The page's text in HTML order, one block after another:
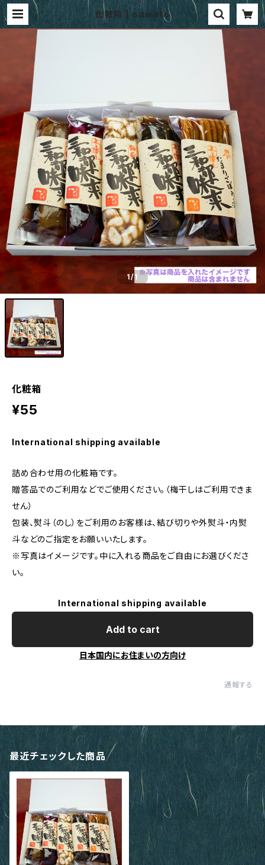
化粧箱 | sawato
1/1
化粧箱
¥55
International shipping available
詰め合わせ用の化粧箱です。
贈答品でのご利用などでご使用ください。（梅干しはご利用できま
せん）
包装、熨斗（のし）をご利用のお客様は、結び切りや外熨斗・内熨
斗などのご指定をお願いいたします。
※写真はイメージです。中に入れる商品をご自由にお選びくださ
い。
International shipping available
Add to cart
日本国内にお住まいの方向け
通報する
最近チェックした商品